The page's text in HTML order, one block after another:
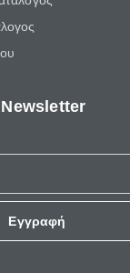
Εγγραφή